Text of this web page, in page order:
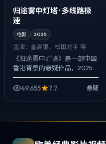
归途雾中灯塔 · 多线路极
速
电影 2025
主演： 金高银、松田龙平 等
《归途雾中灯塔》是一部中国
香港背景的悬疑作品，2025
年公映，由贾樟柯执导，金高
银、松田龙平、周迅等主演。
49,655 7.7 悬疑